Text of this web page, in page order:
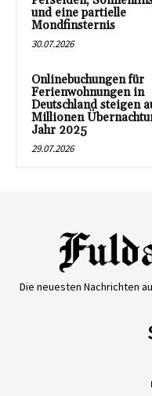
und eine partielle
Mondfinsternis
30.07.2026
Onlinebuchungen für
Ferienwohnungen in
Deutschland steigen
Millionen
Jahr 2025
29.07.2026
Die neuesten Nachrichten